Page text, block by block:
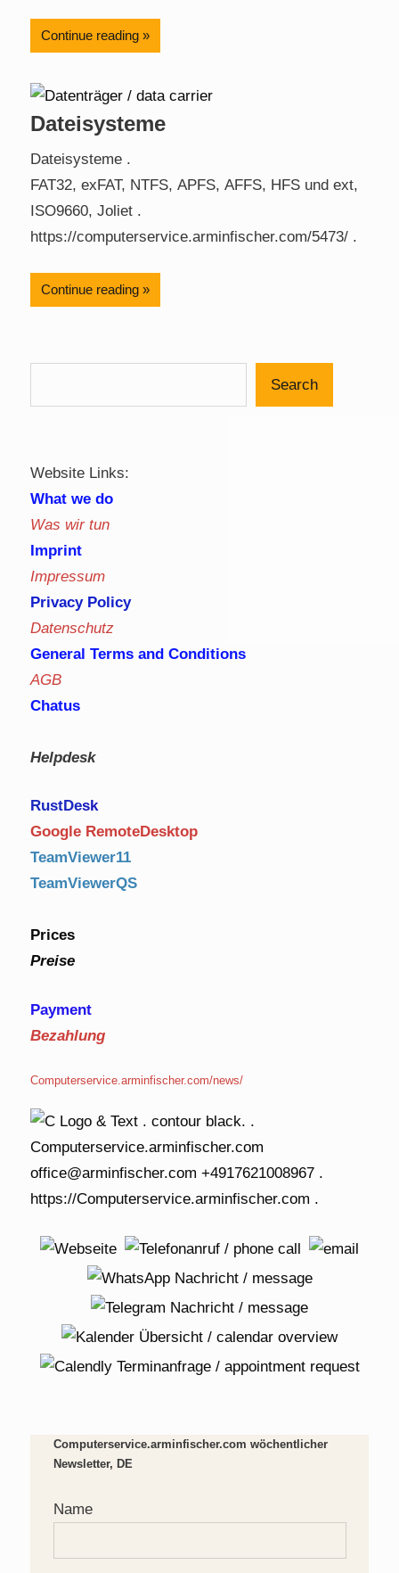
Continue reading
Dateisysteme
Dateisysteme .
FAT32, exFAT, NTFS, APFS, AFFS, HFS und ext,
ISO9660, Joliet .
https://computerservice.arminfischer.com/5473/ .
Continue reading
Search
Website Links:
What we do
Was wir tun
Imprint
Impressum
Privacy Policy
Datenschutz
General Terms and Conditions
AGB
Chatus
Helpdesk
RustDesk
Google RemoteDesktop
TeamViewer11
TeamViewerQS
Prices
Preise
Payment
Bezahlung
Computerservice.arminfischer.com/news/
Computerservice.arminfischer.com wöchentlicher
Newsletter, DE
Name